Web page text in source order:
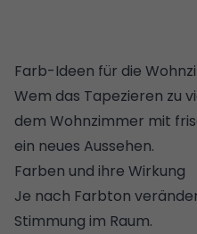
Farb-Ideen für die
Wem das Tapezieren zu
dem Wohnzimmer mit
ein neues Aussehen.
Farben und ihre Wirkung
Je nach Farbton
Stimmung im Raum.